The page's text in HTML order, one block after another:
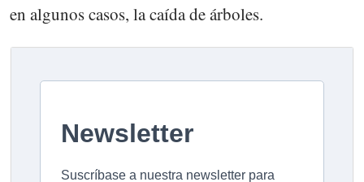
en algunos casos, la caída de árboles.